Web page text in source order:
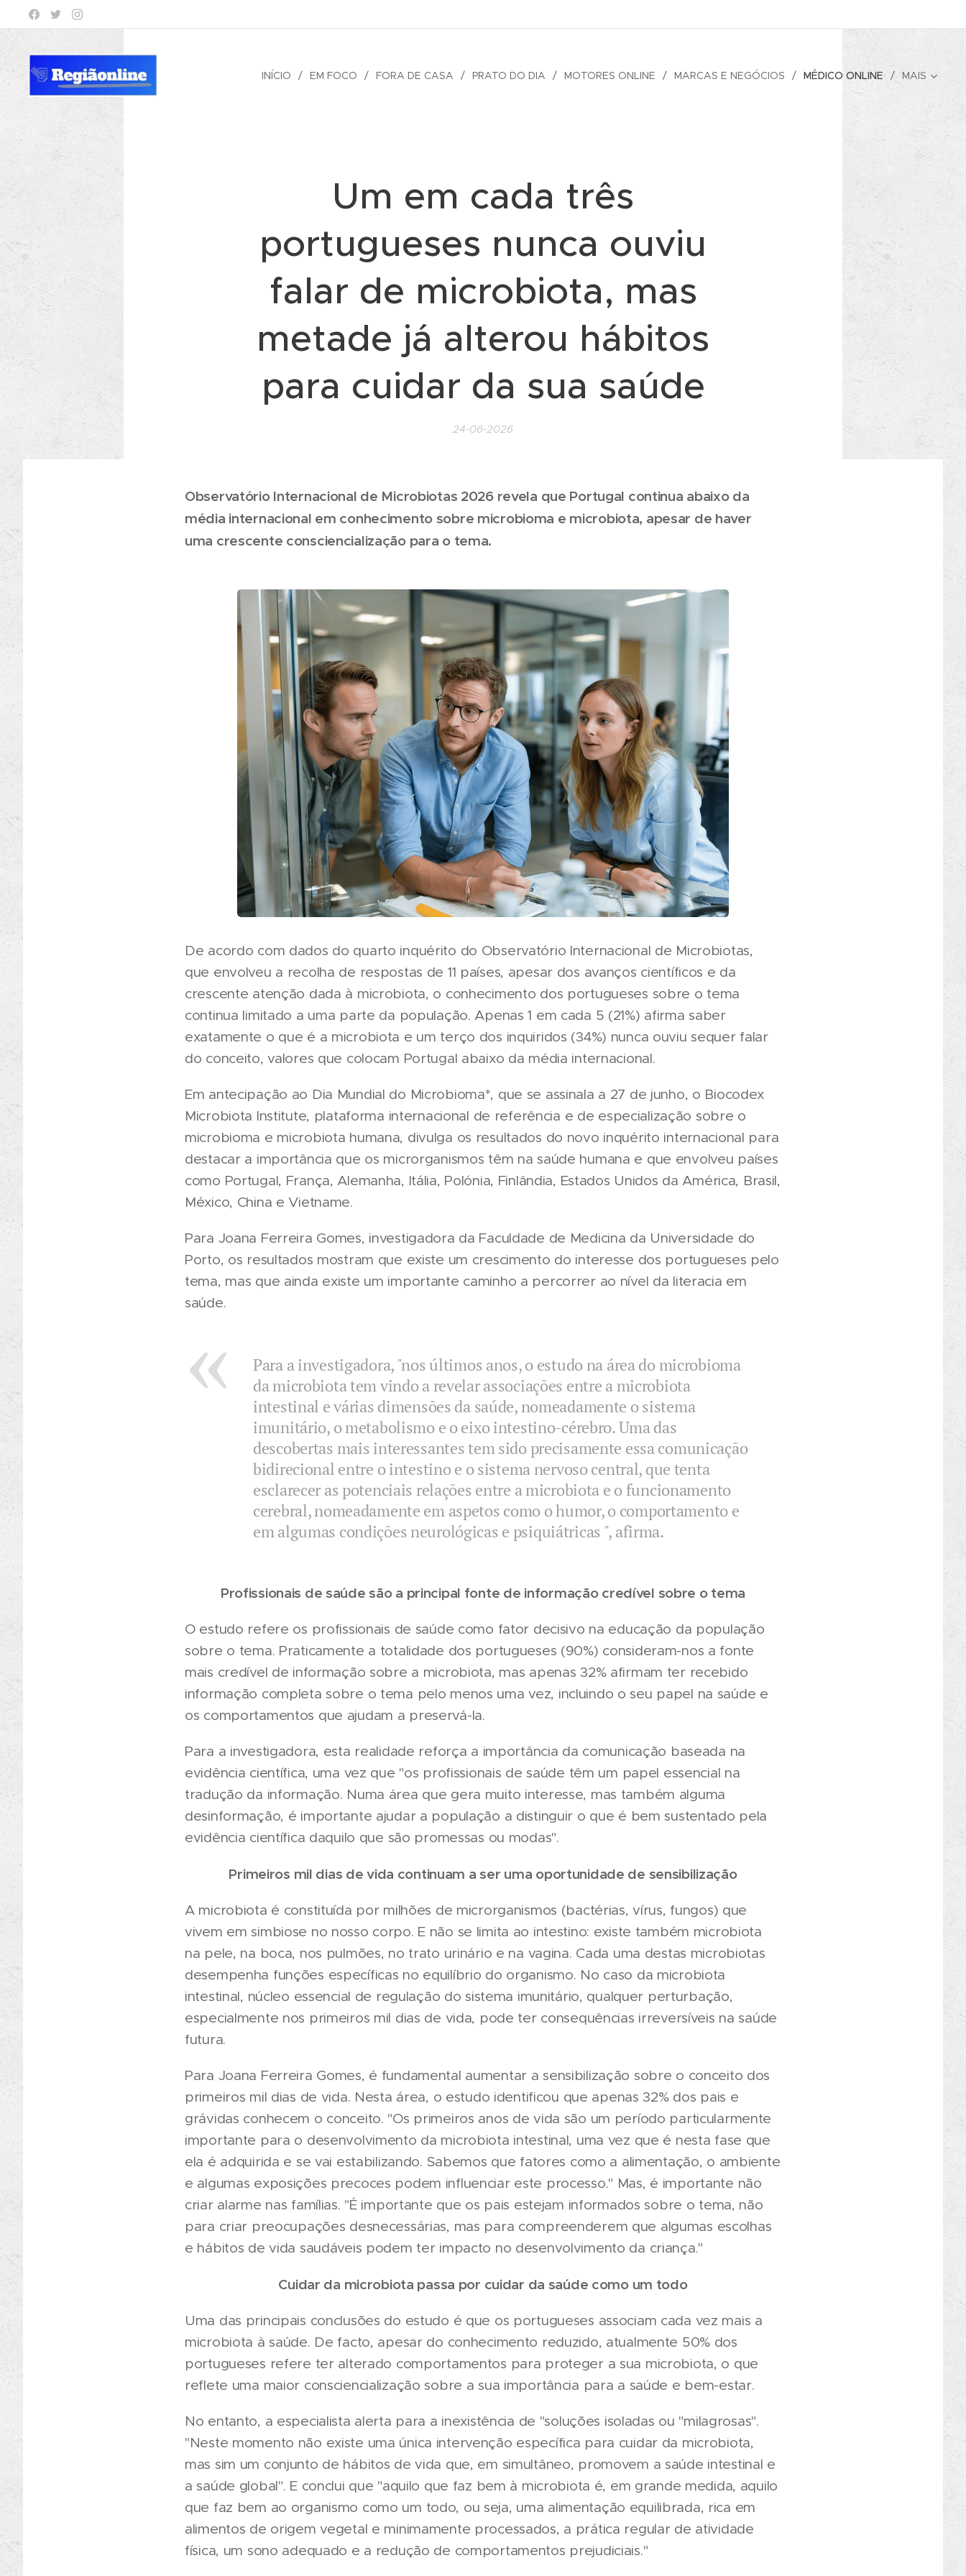
INÍCIO EM FOCO FORA DE CASA PRATO DO DIA MOTORES ONLINE MARCAS E NEGÓCIOS MÉDICO ONLINE MAIS
Um em cada três
portugueses nunca ouviu
falar de microbiota, mas
metade já alterou hábitos
para cuidar da sua saúde
24-06-2026
Observatório Internacional de Microbiotas 2026 revela que Portugal continua abaixo da
média internacional em conhecimento sobre microbioma e microbiota, apesar de haver
uma crescente consciencialização para o tema.
De acordo com dados do quarto inquérito do Observatório Internacional de Microbiotas,
que envolveu a recolha de respostas de 11 países, apesar dos avanços científicos e da
crescente atenção dada à microbiota, o conhecimento dos portugueses sobre o tema
continua limitado a uma parte da população. Apenas 1 em cada 5 (21%) afirma saber
exatamente o que é a microbiota e um terço dos inquiridos (34%) nunca ouviu sequer falar
do conceito, valores que colocam Portugal abaixo da média internacional.
Em antecipação ao Dia Mundial do Microbioma*, que se assinala a 27 de junho, o Biocodex
Microbiota Institute, plataforma internacional de referência e de especialização sobre o
microbioma e microbiota humana, divulga os resultados do novo inquérito internacional para
destacar a importância que os microrganismos têm na saúde humana e que envolveu países
como Portugal, França, Alemanha, Itália, Polónia, Finlândia, Estados Unidos da América, Brasil,
México, China e Vietname.
Para Joana Ferreira Gomes, investigadora da Faculdade de Medicina da Universidade do
Porto, os resultados mostram que existe um crescimento do interesse dos portugueses pelo
tema, mas que ainda existe um importante caminho a percorrer ao nível da literacia em
saúde.
Para a investigadora, "nos últimos anos, o estudo na área do microbioma
da microbiota tem vindo a revelar associações entre a microbiota
intestinal e várias dimensões da saúde, nomeadamente o sistema
imunitário, o metabolismo e o eixo intestino-cérebro. Uma das
descobertas mais interessantes tem sido precisamente essa comunicação
bidirecional entre o intestino e o sistema nervoso central, que tenta
esclarecer as potenciais relações entre a microbiota e o funcionamento
cerebral, nomeadamente em aspetos como o humor, o comportamento e
em algumas condições neurológicas e psiquiátricas ", afirma.
Profissionais de saúde são a principal fonte de informação credível sobre o tema
O estudo refere os profissionais de saúde como fator decisivo na educação da população
sobre o tema. Praticamente a totalidade dos portugueses (90%) consideram-nos a fonte
mais credível de informação sobre a microbiota, mas apenas 32% afirmam ter recebido
informação completa sobre o tema pelo menos uma vez, incluindo o seu papel na saúde e
os comportamentos que ajudam a preservá-la.
Para a investigadora, esta realidade reforça a importância da comunicação baseada na
evidência científica, uma vez que "os profissionais de saúde têm um papel essencial na
tradução da informação. Numa área que gera muito interesse, mas também alguma
desinformação, é importante ajudar a população a distinguir o que é bem sustentado pela
evidência científica daquilo que são promessas ou modas".
Primeiros mil dias de vida continuam a ser uma oportunidade de sensibilização
A microbiota é constituída por milhões de microrganismos (bactérias, vírus, fungos) que
vivem em simbiose no nosso corpo. E não se limita ao intestino: existe também microbiota
na pele, na boca, nos pulmões, no trato urinário e na vagina. Cada uma destas microbiotas
desempenha funções específicas no equilíbrio do organismo. No caso da microbiota
intestinal, núcleo essencial de regulação do sistema imunitário, qualquer perturbação,
especialmente nos primeiros mil dias de vida, pode ter consequências irreversíveis na saúde
futura.
Para Joana Ferreira Gomes, é fundamental aumentar a sensibilização sobre o conceito dos
primeiros mil dias de vida. Nesta área, o estudo identificou que apenas 32% dos pais e
grávidas conhecem o conceito. "Os primeiros anos de vida são um período particularmente
importante para o desenvolvimento da microbiota intestinal, uma vez que é nesta fase que
ela é adquirida e se vai estabilizando. Sabemos que fatores como a alimentação, o ambiente
e algumas exposições precoces podem influenciar este processo." Mas, é importante não
criar alarme nas famílias. "É importante que os pais estejam informados sobre o tema, não
para criar preocupações desnecessárias, mas para compreenderem que algumas escolhas
e hábitos de vida saudáveis podem ter impacto no desenvolvimento da criança."
Cuidar da microbiota passa por cuidar da saúde como um todo
Uma das principais conclusões do estudo é que os portugueses associam cada vez mais a
microbiota à saúde. De facto, apesar do conhecimento reduzido, atualmente 50% dos
portugueses refere ter alterado comportamentos para proteger a sua microbiota, o que
reflete uma maior consciencialização sobre a sua importância para a saúde e bem-estar.
No entanto, a especialista alerta para a inexistência de "soluções isoladas ou "milagrosas".
"Neste momento não existe uma única intervenção específica para cuidar da microbiota,
mas sim um conjunto de hábitos de vida que, em simultâneo, promovem a saúde intestinal e
a saúde global". E conclui que "aquilo que faz bem à microbiota é, em grande medida, aquilo
que faz bem ao organismo como um todo, ou seja, uma alimentação equilibrada, rica em
alimentos de origem vegetal e minimamente processados, a prática regular de atividade
física, um sono adequado e a redução de comportamentos prejudiciais."